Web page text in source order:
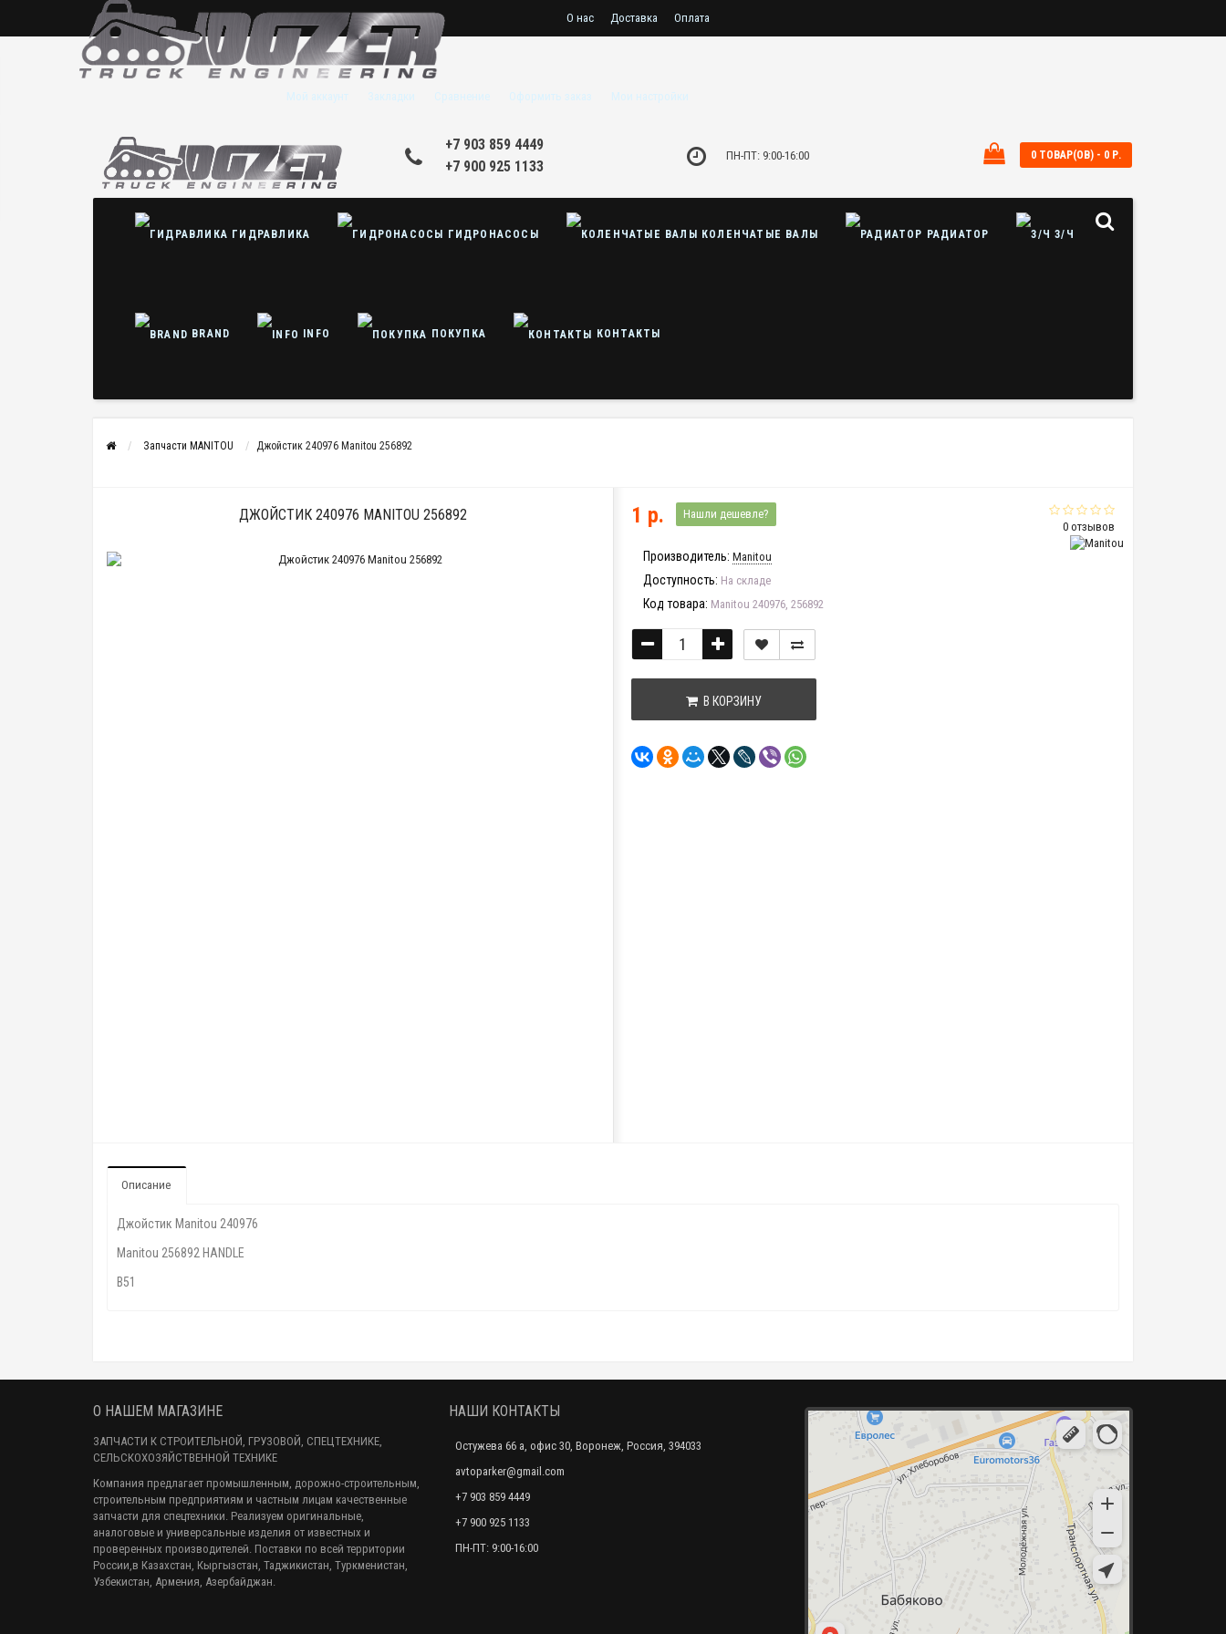
О нас Доставка Оплата
Мой аккаунт Закладки Сравнение Оформить заказ Мои настройки
+7 903 859 4449
+7 900 925 1133
ПН-ПТ: 9:00-16:00 0 ТОВАР(ОВ) - 0 Р.
ГИДРАВЛИКА ГИДРОНАСОСЫ КОЛЕНЧАТЫЕ ВАЛЫ РАДИАТОР З/Ч
BRAND INFO ПОКУПКА КОНТАКТЫ
Запчасти MANITOU Джойстик 240976 Manitou 256892
ДЖОЙСТИК 240976 MANITOU 256892
0 отзывов
1 р. Нашли дешевле?
Производитель: Manitou
Доступность: На складе
Код товара: Manitou 240976, 256892
В КОРЗИНУ
Описание
Джойстик Manitou 240976
Manitou 256892 HANDLE
B51
О НАШЕМ МАГАЗИНЕ
ЗАПЧАСТИ К СТРОИТЕЛЬНОЙ, ГРУЗОВОЙ, СПЕЦТЕХНИКЕ,
СЕЛЬСКОХОЗЯЙСТВЕННОЙ ТЕХНИКЕ
Компания предлагает промышленным, дорожно-строительным,
строительным предприятиям и частным лицам качественные
запчасти для спецтехники. Реализуем оригинальные,
аналоговые и универсальные изделия от известных и
проверенных производителей. Поставки по всей территории
России,в Казахстан, Кыргызстан, Таджикистан, Туркменистан,
Узбекистан, Армения, Азербайджан.
НАШИ КОНТАКТЫ
Остужева 66 а, офис 30, Воронеж, Россия, 394033
avtoparker@gmail.com
+7 903 859 4449
+7 900 925 1133
ПН-ПТ: 9:00-16:00